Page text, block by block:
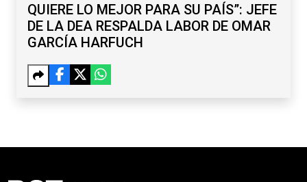
QUIERE LO MEJOR PARA SU PAÍS”: JEFE
DE LA DEA RESPALDA LABOR DE OMAR
GARCÍA HARFUCH